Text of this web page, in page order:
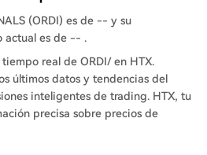
(ORDI) es de -- y su
actual es de -- .
real de ORDI/ en HTX.
últimos datos y tendencias del
inteligentes de trading. HTX, tu
precisa sobre precios de